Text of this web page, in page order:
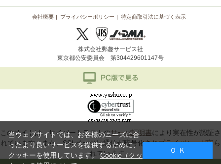
会社概要 プライバシーポリシー 特定商取引法に基づく表示
株式会社郵趣サービス社
東京都公安委員会 第304429601147号
このサイトは、サイバートラストのサーバ証明書により実在性が認証さ
れています。また、SSLページは通信が暗号化されプライバシーが守ら
れています。
当ウェブサイトでは、お客様のニーズに合
ったより良いサービスを提供するために、
クッキーを使用しています。Cookie（クッ
Ｏ Ｋ